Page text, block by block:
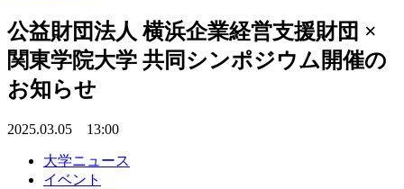
公益財団法人 横浜企業経営支援財団 ×
関東学院大学 共同シンポジウム開催の
お知らせ
2025.03.05 13:00
大学ニュース
イベント